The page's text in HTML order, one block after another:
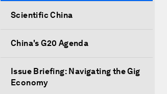
Scientific China
China's G20 Agenda
Issue Briefing: Navigating the Gig
Economy